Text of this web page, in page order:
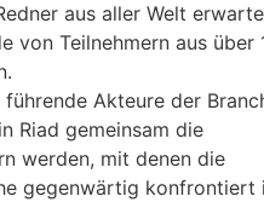
aus aller Welt
von Teilnehmern aus über
Akteure der
Riad gemeinsam die
werden, mit denen die
gegenwärtig konfrontiert